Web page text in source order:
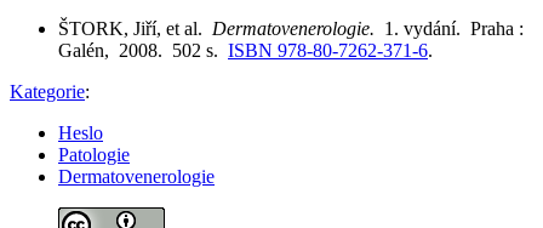
ŠTORK, Jiří, et al. Dermatovenerologie. 1. vydání. Praha :
Galén, 2008. 502 s. ISBN 978-80-7262-371-6.
Kategorie:
Heslo
Patologie
Dermatovenerologie